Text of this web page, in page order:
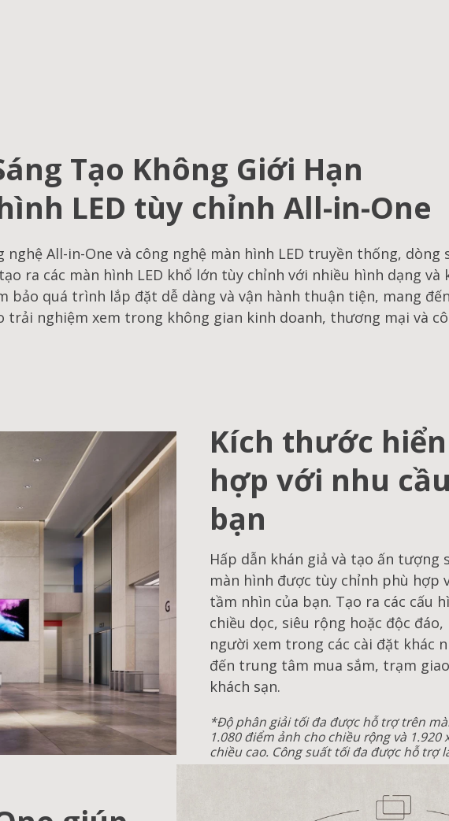
Tạo Không Giới Hạn
LED tùy chỉnh All-in-One
nghệ All-in-One và công nghệ màn hình LED truyền thống, dòng
ra các màn hình LED khổ lớn tùy chỉnh với nhiều hình dạng và
bảo quá trình lắp đặt dễ dàng và vận hành thuận tiện, mang
trải nghiệm xem trong không gian kinh doanh, thương mại và
Kích thước
hợp với nhu
bạn
Hấp dẫn khán giả và tạo ấn tượng
màn hình được tùy chỉnh phù hợp
tầm nhìn của bạn. Tạo ra các cấu
chiều dọc, siêu rộng hoặc độc đáo,
người xem trong các cài đặt khác
đến trung tâm mua sắm, trạm
khách sạn.
*Độ phân giải tối đa được hỗ trợ trên
1.080 điểm ảnh cho chiều rộng và 1.920
chiều cao. Công suất tối đa được hỗ trợ